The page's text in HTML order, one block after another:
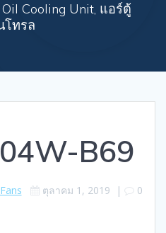
Cooling Unit, แอร์ตู้
โทรล
B69
ตุลาคม 1, 2019 | 0